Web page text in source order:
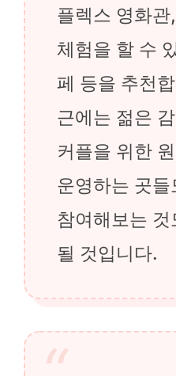
플렉스 영화
체험을 할 수
페 등을 추천
근에는 젊은
커플을 위한
운영하는 곳
참여해보는
될 것입니다.